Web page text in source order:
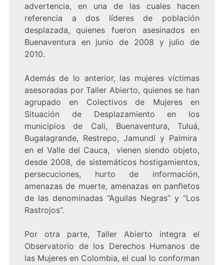
advertencia, en una de las cuales hacen
referencia a dos líderes de población
desplazada, quienes fueron asesinados en
Buenaventura en junio de 2008 y julio de
2010.
Además de lo anterior, las mujeres víctimas
asesoradas por Taller Abierto, quienes se han
agrupado en Colectivos de Mujeres en
Situación de Desplazamiento en los
municipios de Cali, Buenaventura, Tuluá,
Bugalagrande, Restrepo, Jamundí y Palmira
en el Valle del Cauca, vienen siendo objeto,
desde 2008, de sistemáticos hostigamientos,
persecuciones, hurto de información,
amenazas de muerte, amenazas en panfletos
de las denominadas “Aguilas Negras” y “Los
Rastrojos”.
Por otra parte, Taller Abierto integra el
Observatorio de los Derechos Humanos de
las Mujeres en Colombia, el cual lo conforman